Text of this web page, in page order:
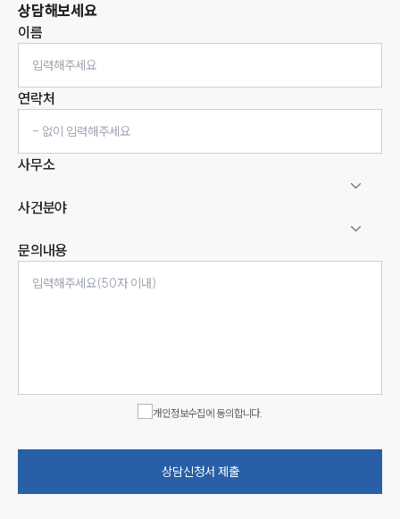
상담해보세요
이름
연락처
사무소
사건분야
문의내용
개인정보수집에 동의합니다.
상담신청서 제출